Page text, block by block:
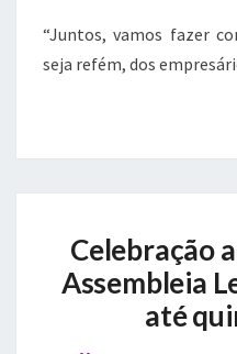
“Juntos, vamos fazer
seja refém, dos
Celebração
Assembleia
até